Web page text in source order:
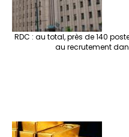
RDC : au total, près de 140
au recrutement